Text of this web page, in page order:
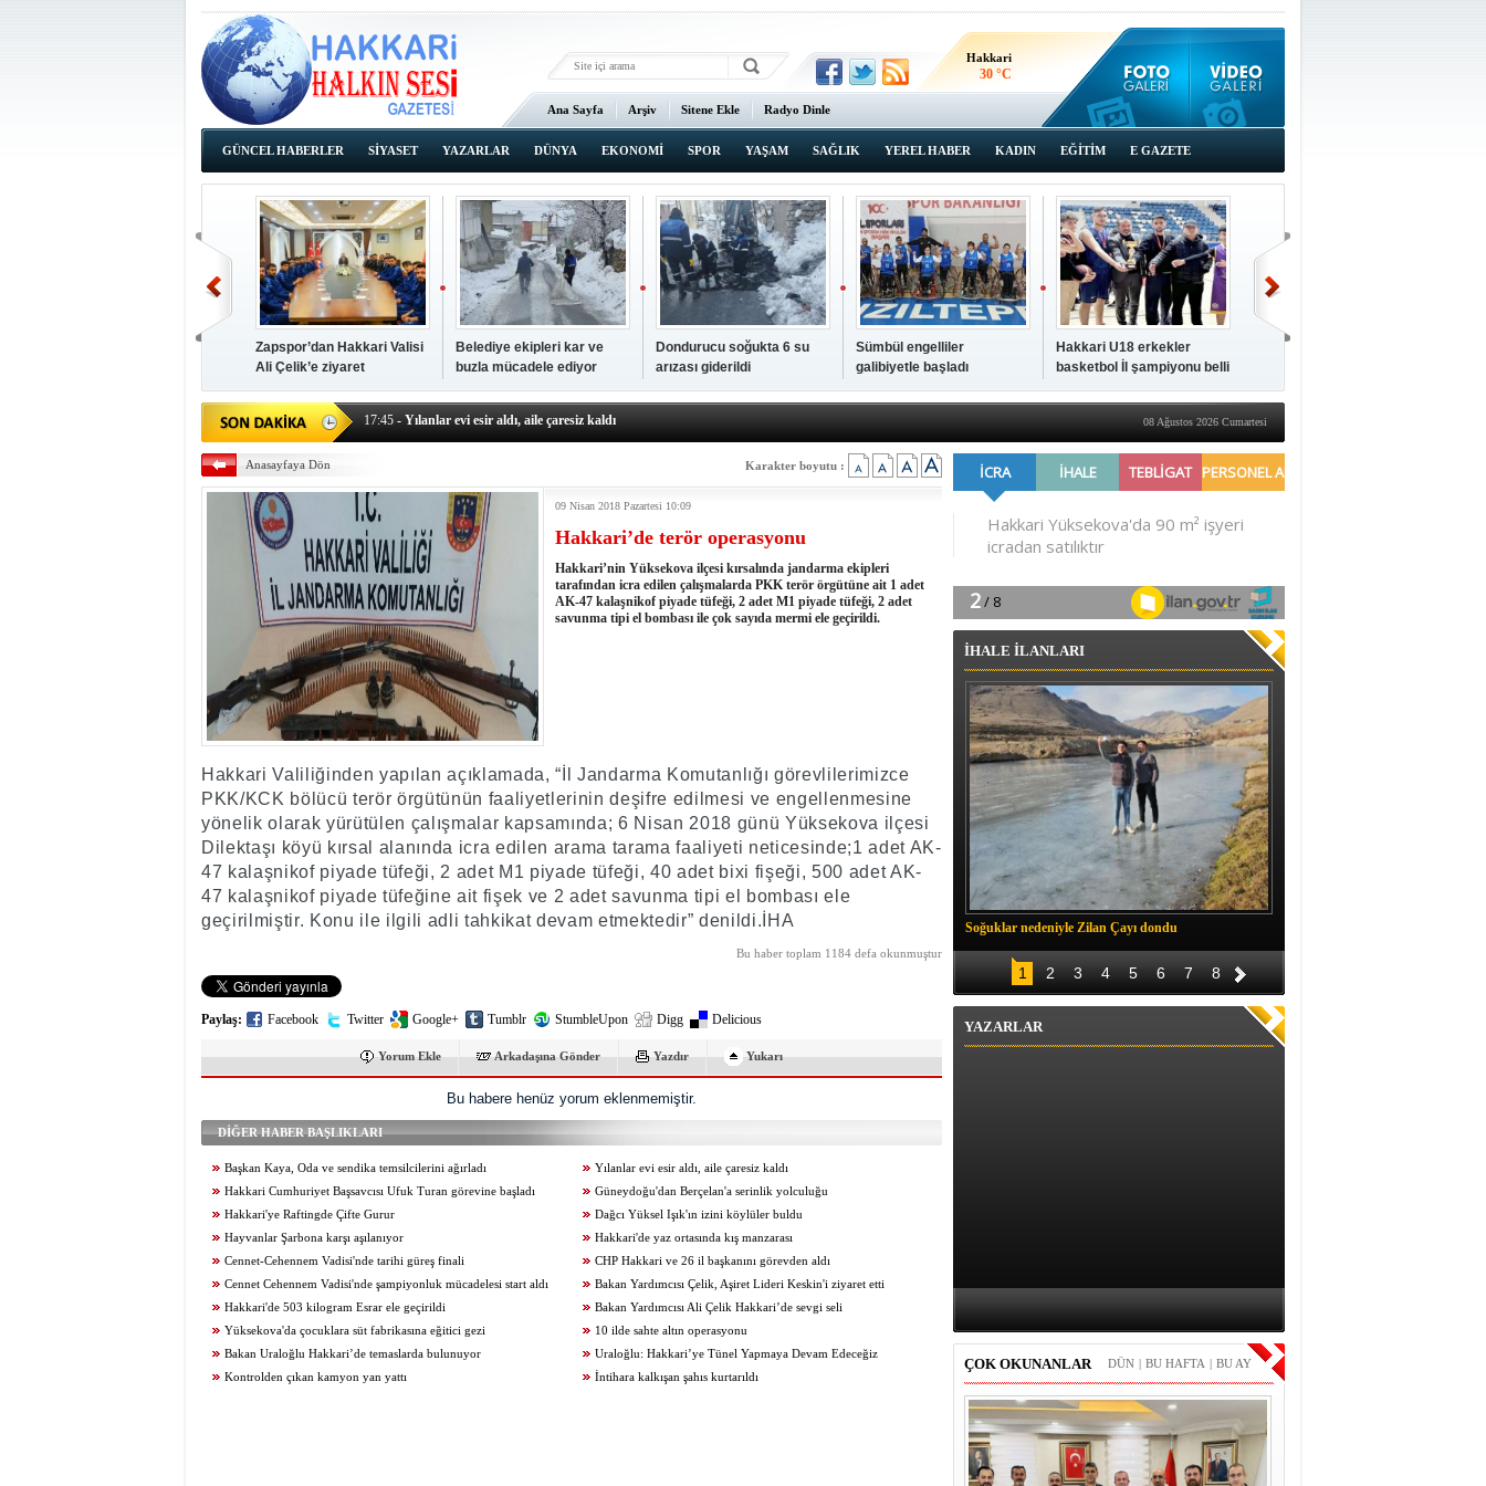
Hakkari
30 °C
Ana Sayfa Arşiv Sitene Ekle Radyo Dinle
GÜNCEL HABERLER SİYASET YAZARLAR DÜNYA EKONOMİ SPOR YAŞAM SAĞLIK YEREL HABER KADIN EĞİTİM E GAZETE
Zapspor’dan Hakkari Valisi
Ali Çelik’e ziyaret
Belediye ekipleri kar ve
buzla mücadele ediyor
Dondurucu soğukta 6 su
arızası giderildi
Sümbül engelliler
galibiyetle başladı
Hakkari U18 erkekler
basketbol İl şampiyonu belli
oldu
Toplantısı yapıldı
17:45 - Yılanlar evi esir aldı, aile çaresiz kaldı
17:43- Hakkari Cumhuriyet Başsavcısı Ufuk Turan görevine başladı
17:37- Başkan Büyüksu: Gençlerimiz için geleceğe yatırım yapıyoruz
17:35
- Hakkari'ye Raftingde Çifte Gurur
17:32- Dağcı Yüksel Işık'ın izini köylüler buldu
17:30- Hayvanlar Şarbona karşı aşılanıyor
17:27- Hakkari'de yaz ortasında kış manzarası
19:22- Cennet-Cehennem Vadisi'nde tarihi güreş finali
19:19- CHP Hakkari ve 26 il başkanını görevden aldı
19:17- Cennet Cehennem Vadisi'nde şampiyonluk mücadelesi start aldı
19:13- Bakan Yardımcısı Çelik, Aşiret Lideri Keskin'i ziyaret etti
19:10- Hakkari'de 503 kilogram Esrar ele geçirildi
19:08- Bakan Yardımcısı Ali Çelik Hakkari’de sevgi seli
08 Ağustos 2026 Cumartesi
Anasayfaya Dön Karakter boyutu :
09 Nisan 2018 Pazartesi 10:09
Hakkari’de terör operasyonu
Hakkari’nin Yüksekova ilçesi kırsalında jandarma ekipleri
tarafından icra edilen çalışmalarda PKK terör örgütüne ait 1 adet
AK-47 kalaşnikof piyade tüfeği, 2 adet M1 piyade tüfeği, 2 adet
savunma tipi el bombası ile çok sayıda mermi ele geçirildi.
Hakkari Valiliğinden yapılan açıklamada, “İl Jandarma Komutanlığı görevlilerimizce
PKK/KCK bölücü terör örgütünün faaliyetlerinin deşifre edilmesi ve engellenmesine
yönelik olarak yürütülen çalışmalar kapsamında; 6 Nisan 2018 günü Yüksekova ilçesi
Dilektaşı köyü kırsal alanında icra edilen arama tarama faaliyeti neticesinde;1 adet AK-
47 kalaşnikof piyade tüfeği, 2 adet M1 piyade tüfeği, 40 adet bixi fişeği, 500 adet AK-
47 kalaşnikof piyade tüfeğine ait fişek ve 2 adet savunma tipi el bombası ele
geçirilmiştir. Konu ile ilgili adli tahkikat devam etmektedir” denildi.İHA
Bu haber toplam 1184 defa okunmuştur
Paylaş: Facebook Twitter Google+ Tumblr StumbleUpon Digg Delicious
Yorum Ekle Arkadaşına Gönder Yazdır Yukarı
Bu habere henüz yorum eklenmemiştir.
DİĞER HABER BAŞLIKLARI
Başkan Kaya, Oda ve sendika temsilcilerini ağırladı
Yılanlar evi esir aldı, aile çaresiz kaldı
Hakkari Cumhuriyet Başsavcısı Ufuk Turan görevine başladı
Güneydoğu'dan Berçelan'a serinlik yolculuğu
Hakkari'ye Raftingde Çifte Gurur
Dağcı Yüksel Işık'ın izini köylüler buldu
Hayvanlar Şarbona karşı aşılanıyor
Hakkari'de yaz ortasında kış manzarası
Cennet-Cehennem Vadisi'nde tarihi güreş finali
CHP Hakkari ve 26 il başkanını görevden aldı
Cennet Cehennem Vadisi'nde şampiyonluk mücadelesi start aldı
Bakan Yardımcısı Çelik, Aşiret Lideri Keskin'i ziyaret etti
Hakkari'de 503 kilogram Esrar ele geçirildi
Bakan Yardımcısı Ali Çelik Hakkari’de sevgi seli
Yüksekova'da çocuklara süt fabrikasına eğitici gezi
10 ilde sahte altın operasyonu
Bakan Uraloğlu Hakkari’de temaslarda bulunuyor
Uraloğlu: Hakkari’ye Tünel Yapmaya Devam Edeceğiz
Kontrolden çıkan kamyon yan yattı
İntihara kalkışan şahıs kurtarıldı
İHALE İLANLARI
Soğuklar nedeniyle Zilan Çayı dondu
1 2 3 4 5 6 7 8
YAZARLAR
ÇOK OKUNANLAR BU AY
|
BU HAFTA
|
DÜN